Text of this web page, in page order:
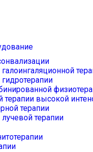
терапии высокой
терапии
терапии